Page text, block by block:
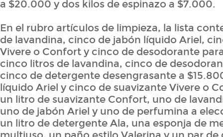
a $20.000 y dos kilos de espinazo a $7.000.
En el rubro artículos de limpieza, la lista
de lavandina, cinco de jabón líquido Ariel,
Vivere o Confort y cinco de desodorante
cinco litros de lavandina, cinco de
cinco de detergente desengrasante a
líquido Ariel y cinco de suavizante Vivere o
un litro de suavizante Confort, uno de
uno de jabón Ariel y uno de perfumina a
un litro de detergente Ala, una esponja de